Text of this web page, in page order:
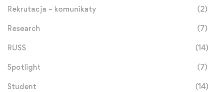
Rekrutacja – komunikaty (2)
Research (7)
RUSS (14)
Spotlight (7)
Student (14)